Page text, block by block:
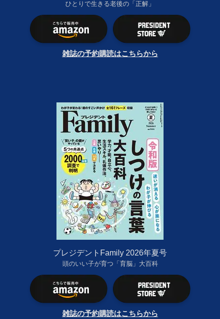
ひとりで生きる老後の「正解」
雑誌の予約購読はこちらから
プレジデントFamily 2026年夏号
頭のいい子が育つ「育脳」大百科
雑誌の予約購読はこちらから